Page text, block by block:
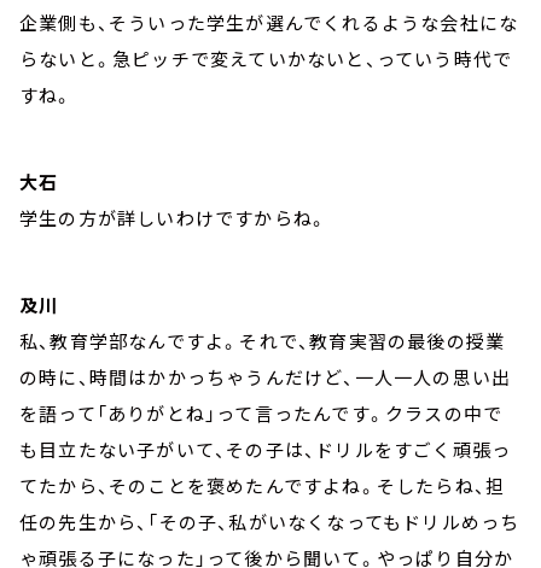
企業側も、そういった学生が選んでくれるような会社にな
らないと。急ピッチで変えていかないと、っていう時代で
すね。
大石
学生の方が詳しいわけですからね。
及川
私、教育学部なんですよ。それで、教育実習の最後の授業
の時に、時間はかかっちゃうんだけど、一人一人の思い出
を語って「ありがとね」って言ったんです。クラスの中で
も目立たない子がいて、その子は、ドリルをすごく頑張っ
てたから、そのことを褒めたんですよね。そしたらね、担
任の先生から、「その子、私がいなくなってもドリルめっち
ゃ頑張る子になった」って後から聞いて。やっぱり自分か